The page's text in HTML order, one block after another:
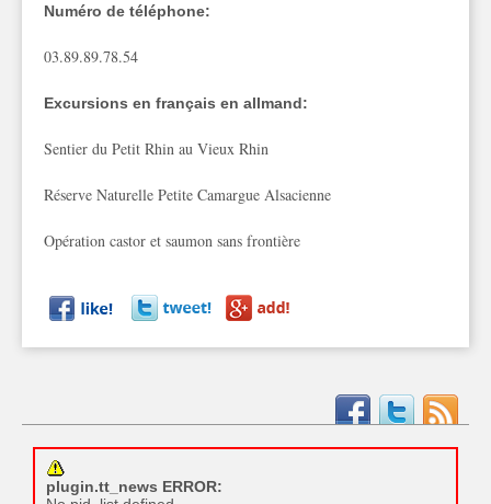
Numéro de téléphone:
03.89.89.78.54
Excursions en français en allmand:
Sentier du Petit Rhin au Vieux Rhin
Réserve Naturelle Petite Camargue Alsacienne
Opération castor et saumon sans frontière
plugin.tt_news ERROR: